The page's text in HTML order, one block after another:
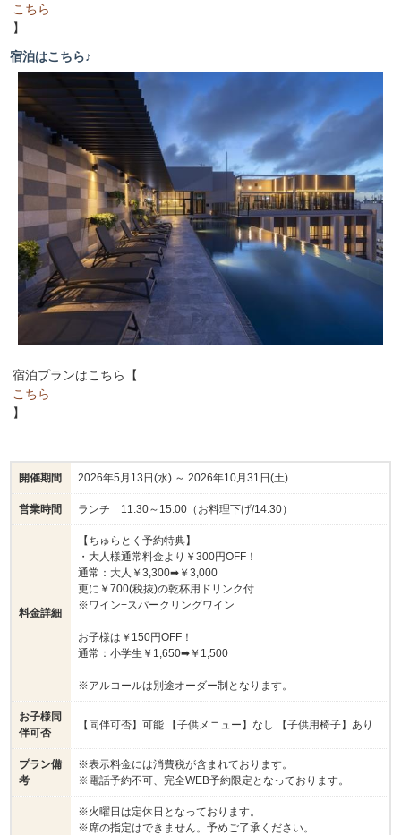
イチゴのミルクケーキ
はちみつレモンゼリー
ブドウゼリー
アイスクリーム各種
ドーナツ各種
パンケーキ
フルーツ各種
【その他】
ソフトドリンク各種
※仕入れ状況によりメニューの一部が変更となる場合がご
ざいます。
※火曜日は定休日となっております。
※火曜日が祝日の場合などは代替え店休日を設ける場合が
こちら
】
宿泊はこちら♪
宿泊プランはこちら【
こちら
】
開催期間 2026年5月13日(水) ～ 2026年10月31日(土)
営業時間 ランチ 11:30～15:00（お料理下げ/14:30）
料金詳細
【ちゅらとく予約特典】
・大人様通常料金より￥300円OFF！
通常：大人￥3,300➡￥3,000
更に￥700(税抜)の乾杯用ドリンク付
※ワイン+スパークリングワイン
お子様は￥150円OFF！
通常：小学生￥1,650➡￥1,500
※アルコールは別途オーダー制となります。
お子様同
伴可否
【同伴可否】可能 【子供メニュー】なし 【子供用椅子】あり
プラン備
考
※表示料金には消費税が含まれております。
※電話予約不可、完全WEB予約限定となっております。
※火曜日は定休日となっております。
※席の指定はできません。予めご了承ください。